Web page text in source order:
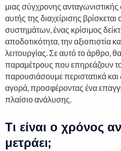
μιας σύγχρονης
αυτής της διαχείρισης
συστημάτων, ένας κρίσιμος
αποδοτικότητα, την αξιοπιστία
λειτουργίας. Σε αυτό το άρθρο,
παραμέτρους που επηρεάζουν
παρουσιάσουμε περιστατικά
αγορά, προσφέροντας ένα
πλαίσιο ανάλυσης.
Τι είναι ο χρόνος
μετράει;